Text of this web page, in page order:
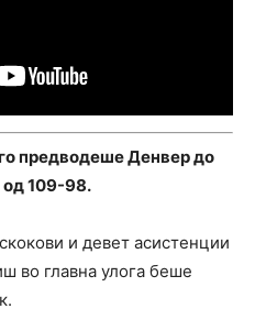
предводеше Денвер до
109-98.
и девет асистенции
во главна улога беше